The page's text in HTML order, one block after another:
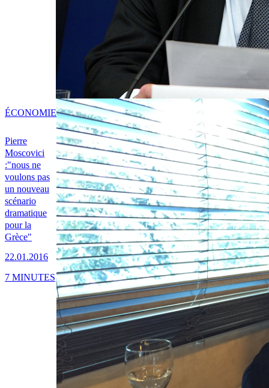
Pierre
Moscovici
:"nous ne
voulons pas
un nouveau
scénario
dramatique
pour la
Grèce"
22.01.2016
ÉCONOMIE
7 MINUTES